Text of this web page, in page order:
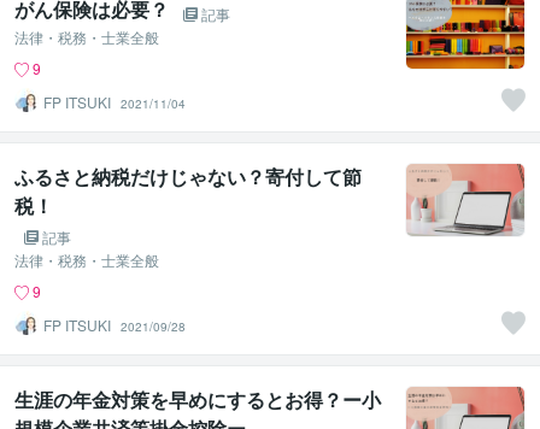
がん保険は必要？
記事
法律・税務・士業全般
9
FP ITSUKI 2021/11/04
ふるさと納税だけじゃない？寄付して節
税！
記事
法律・税務・士業全般
9
FP ITSUKI 2021/09/28
生涯の年金対策を早めにするとお得？ー小